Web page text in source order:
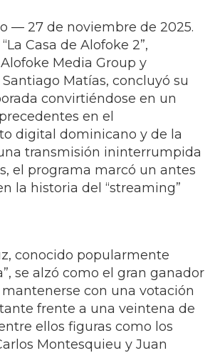
— 27 de noviembre de 2025.
Casa de Alofoke 2”,
Media Group y
Matías, concluyó su
convirtiéndose en un
en el
digital dominicano y de la
transmisión ininterrumpida
el programa marcó un antes
la historia del “streaming”
conocido popularmente
se alzó como el gran ganador
con una votación
frente a una veintena de
ellos figuras como los
Montesquieu y Juan